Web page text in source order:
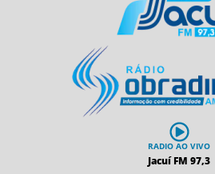
RADIO AO VIVO
Jacuí FM 97,3